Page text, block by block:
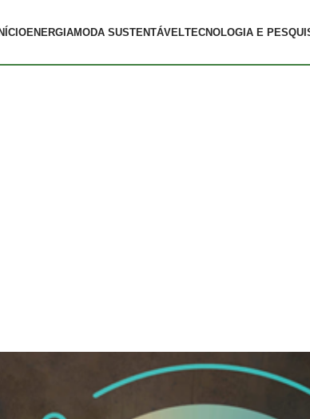
INÍCIOENERGIAMODA SUSTENTÁVELTECNOLOGIA E